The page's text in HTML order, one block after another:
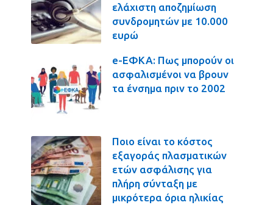
ελάχιστη αποζημίωση
συνδρομητών με 10.000
ευρώ
e-ΕΦΚΑ: Πως μπορούν οι
ασφαλισμένοι να βρουν
τα ένσημα πριν το 2002
Ποιο είναι το κόστος
εξαγοράς πλασματικών
ετών ασφάλισης για
πλήρη σύνταξη με
μικρότερα όρια ηλικίας